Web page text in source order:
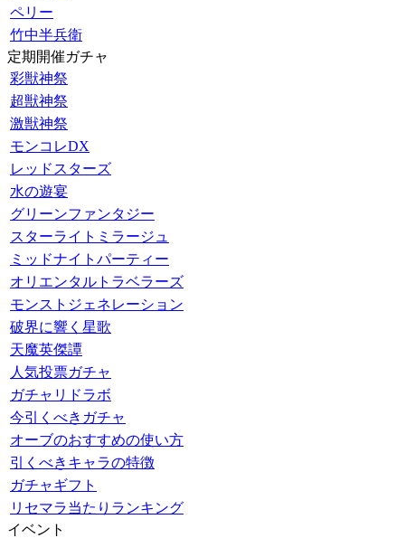
ペリー
竹中半兵衛
定期開催ガチャ
彩獣神祭
超獣神祭
激獣神祭
モンコレDX
レッドスターズ
水の遊宴
グリーンファンタジー
スターライトミラージュ
ミッドナイトパーティー
オリエンタルトラベラーズ
モンストジェネレーション
破界に響く星歌
天魔英傑譚
人気投票ガチャ
ガチャリドラボ
今引くべきガチャ
オーブのおすすめの使い方
引くべきキャラの特徴
ガチャギフト
リセマラ当たりランキング
イベント